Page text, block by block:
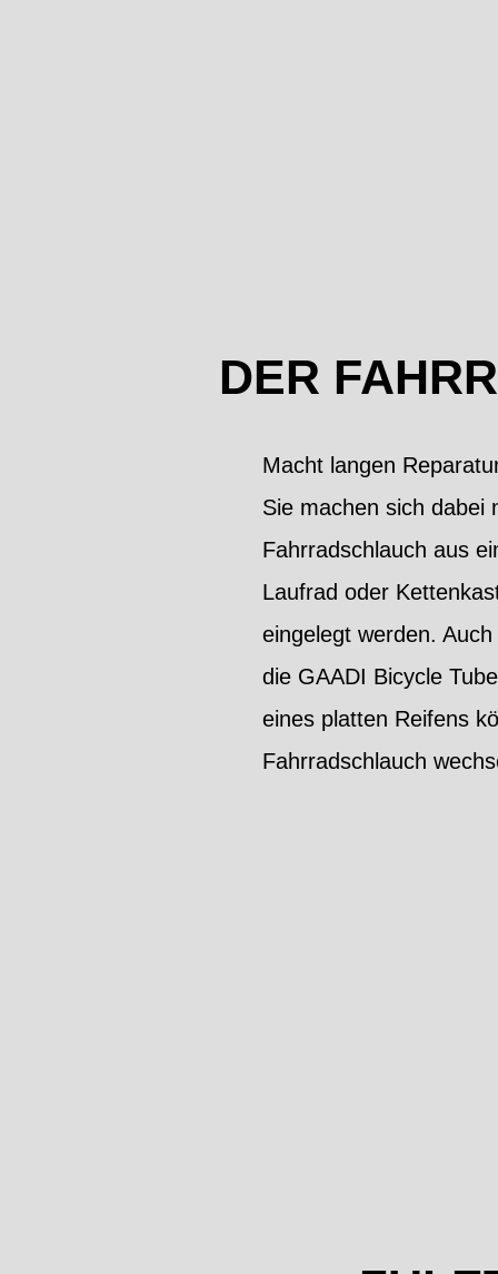
DER
Macht langen
Sie machen sich dabei
Fahrradschlauch aus
Laufrad oder
eingelegt werden.
die GAADI Bicycle
eines platten Reifens
Fahrradschlauch